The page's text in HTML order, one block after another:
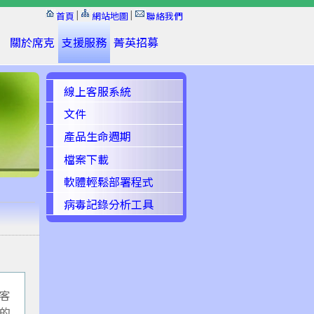
首頁 | 網站地圖 | 聯絡我們
關於席克 支援服務 菁英招募
線上客服系統
文件
產品生命週期
檔案下載
軟體輕鬆部署程式
病毒記錄分析工具